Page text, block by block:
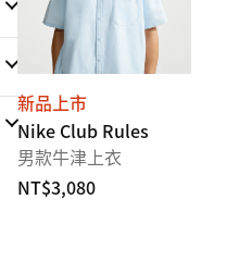
新品上市
Nike Club Rules
男款牛津上衣
NT$3,080